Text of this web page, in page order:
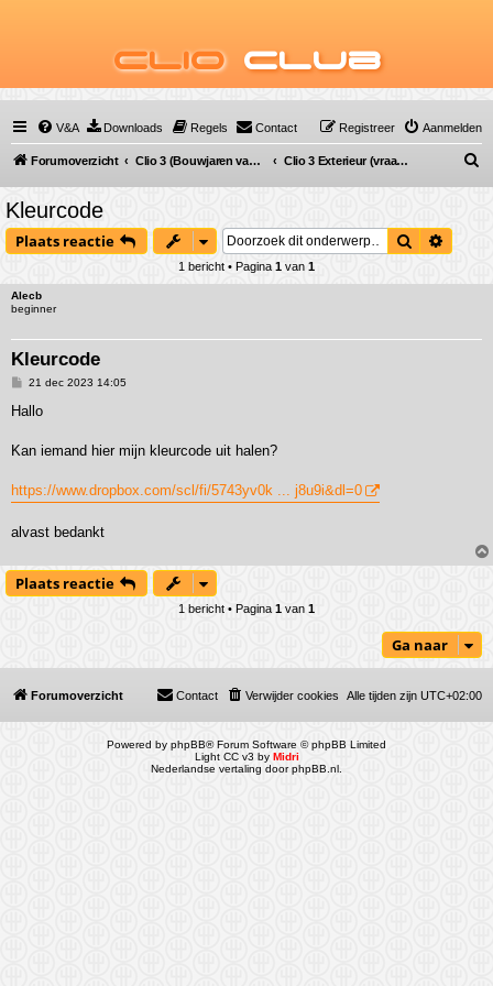
Clio Club
V&A Downloads Regels Contact Aanmelden
Registreer
Forumoverzicht Clio 3 (Bouwjaren van 2005 tot 2012) Clio 3 Exterieur (vraag & antwoord)
o
Kleurcode
Plaats reactie Zoek
1 bericht • Pagina 1 van 1
Alecb
beginner
Kleurcode
B
r
h
21 dec 2023 14:05
Hallo
Kan iemand hier mijn kleurcode uit halen?
https://www.dropbox.com/scl/fi/5743yv0k ... j8u9i&dl=0
alvast bedankt
Plaats reactie
1 bericht • Pagina 1 van 1
Ga naar
Forumoverzicht Alle tijden zijn UTC+02:00
Verwijder cookies
Contact
Powered by phpBB® Forum Software © phpBB Limited
Light CC v3 by Midri
Nederlandse vertaling doorphpBB.nl